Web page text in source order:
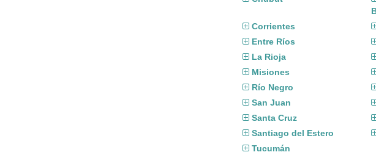
Corrientes
Entre Ríos
La Rioja
Misiones
Río Negro
San Juan
Santa Cruz
Santiago del Estero
Tucumán